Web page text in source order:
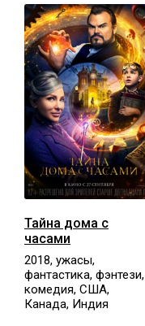
Тайна дома с
часами
2018, ужасы,
фантастика, фэнтези,
комедия, США,
Канада, Индия